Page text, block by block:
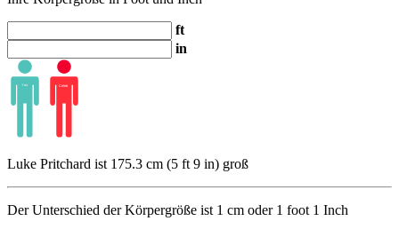
ft
in
Luke Pritchard ist 175.3 cm (5 ft 9 in) groß
Der Unterschied der Körpergröße ist 1 cm oder 1 foot 1 Inch